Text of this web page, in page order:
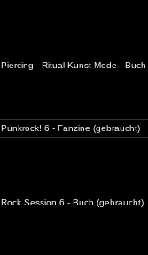
Piercing - Ritual-Kunst-Mode -
Punkrock! 6 - Fanzine (gebraucht)
Rock Session 6 - Buch (gebraucht)